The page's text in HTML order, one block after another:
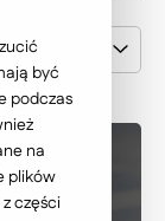
być
podczas
na
plików
części